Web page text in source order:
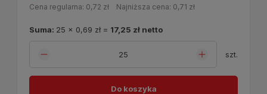
Cena regularna: 0,72 zł Najniższa cena: 0,71 zł
szt.
Do koszyka
Suma: 25 x 0,69 zł = 17,25 zł netto